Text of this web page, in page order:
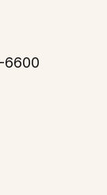
6600